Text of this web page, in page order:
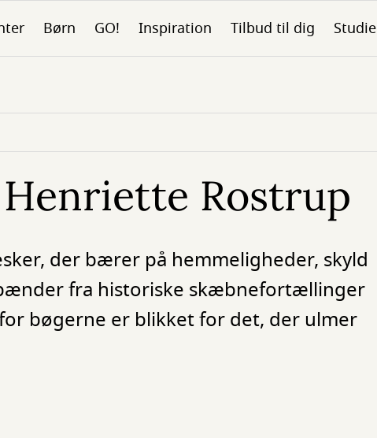
Børn GO! Inspiration Tilbud til dig Studie
Rostrup
der bærer på hemmeligheder, skyld
fra historiske skæbnefortællinger
bøgerne er blikket for det, der ulmer